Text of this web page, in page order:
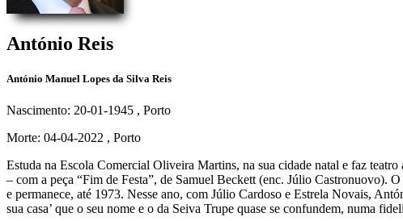
António Reis
António Manuel Lopes da Silva Reis
Nascimento: 20-01-1945 , Porto
Morte: 04-04-2022 , Porto
Estuda na Escola Comercial Oliveira Martins, na sua cidade natal e faz
– com a peça “Fim de Festa”, de Samuel Beckett (enc. Júlio Castronuovo).
e permanece, até 1973. Nesse ano, com Júlio Cardoso e Estrela Novais,
sua casa’ que o seu nome e o da Seiva Trupe quase se confundem, numa